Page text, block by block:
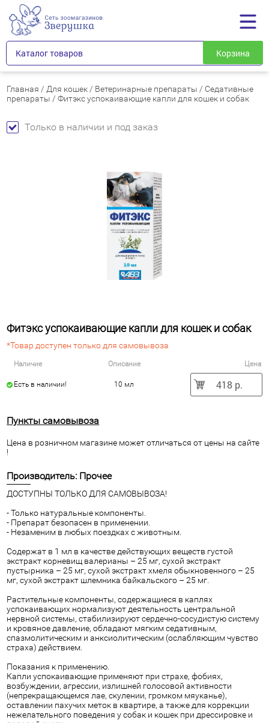
Каталог товаров Корзина
Главная / Для кошек / Ветеринарные препараты / Седативные
препараты /Фитэкс успокаивающие капли для кошек и собак
Только в наличии и под заказ
Фитэкс успокаивающие капли для кошек и собак
*Товар доступен только для самовывоза
Наличие Описание Цена
Есть в наличии! 10 мл 418 р.
Пункты самовывоза
Цена в розничном магазине может отличаться от цены на сайте
!
Производитель: Прочее
ДОСТУПНЫ ТОЛЬКО ДЛЯ САМОВЫВОЗА!
- Только натуральные компоненты.
- Препарат безопасен в применении.
- Незаменим в любых поездках с животным.
Содержат в 1 мл в качестве действующих веществ густой
экстракт корневищ валерианы – 25 мг, сухой экстракт
пустырника – 25 мг, сухой экстракт хмеля обыкновенного – 25
мг, сухой экстракт шлемника байкальского – 25 мг.
Растительные компоненты, содержащиеся в каплях
успокаивающих нормализуют деятельность центральной
нервной системы, стабилизируют сердечно-сосудистую систему
и кровяное давление, обладают мягким седативным,
спазмолитическим и анксиолитическим (ослабляющим чувство
страха) действием.
Показания к применению.
Капли успокаивающие применяют при страхе, фобиях,
возбуждении, агрессии, излишней голосовой активности
(непрекращающемся лае, скулении, громком мяуканье),
оставлении пахучих меток в квартире, а также для коррекции
нежелательного поведения у собак и кошек при дрессировке и